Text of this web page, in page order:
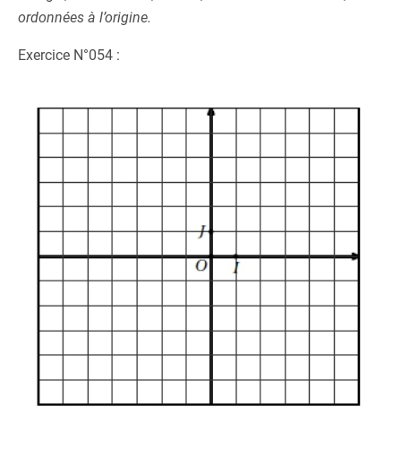
ordonnées à l’origine.
Exercice N°054 :